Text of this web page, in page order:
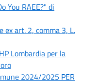
You RAEE?" di
ex art. 2, comma 3, L.
Lombardia per la
2024/2025 PER